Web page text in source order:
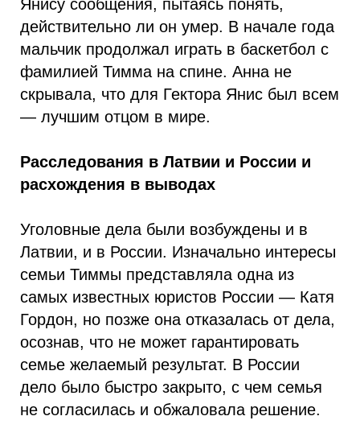
Янису сообщения, пытаясь понять,
действительно ли он умер. В начале года
мальчик продолжал играть в баскетбол с
фамилией Тимма на спине. Анна не
скрывала, что для Гектора Янис был всем
— лучшим отцом в мире.
Расследования в Латвии и России и
расхождения в выводах
Уголовные дела были возбуждены и в
Латвии, и в России. Изначально интересы
семьи Тиммы представляла одна из
самых известных юристов России — Катя
Гордон, но позже она отказалась от дела,
осознав, что не может гарантировать
семье желаемый результат. В России
дело было быстро закрыто, с чем семья
не согласилась и обжаловала решение.